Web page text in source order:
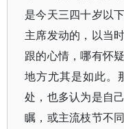
是今天三四十岁以
主席发动的，以当
跟的心情，哪有怀
地方尤其是如此。
处，也多认为是自
瞩，或主流枝节不